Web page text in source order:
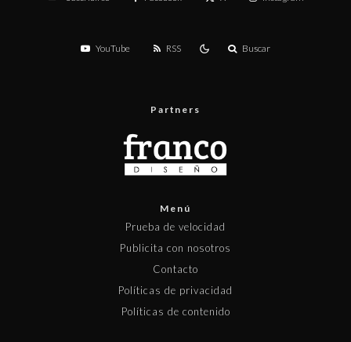
YouTube RSS Buscar
Partners
Menú
Prueba de velocidad
Publicita con nosotros
Contacto
Políticas de privacidad
Políticas de contenido